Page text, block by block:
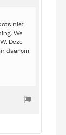
niet
We
Deze
daarom